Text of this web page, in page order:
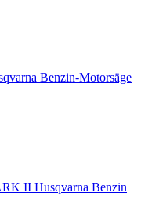
Benzin-Motorsäge
Husqvarna Benzin